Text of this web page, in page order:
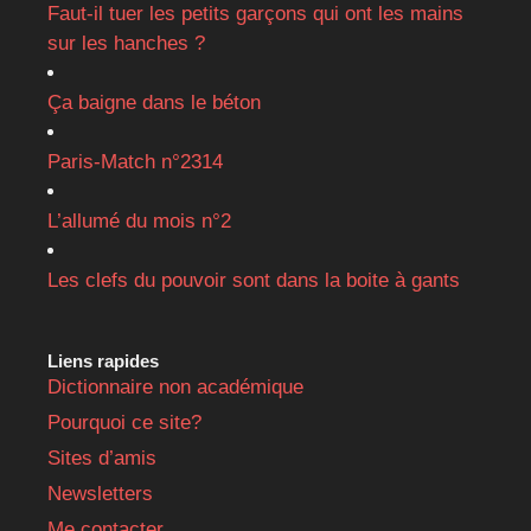
Faut-il tuer les petits garçons qui ont les mains
sur les hanches ?
Ça baigne dans le béton
Paris-Match n°2314
L’allumé du mois n°2
Les clefs du pouvoir sont dans la boite à gants
Liens rapides
Dictionnaire non académique
Pourquoi ce site?
Sites d’amis
Newsletters